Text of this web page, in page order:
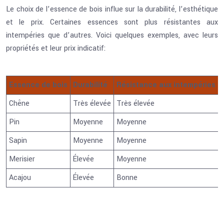
Le choix de l’essence de bois influe sur la durabilité, l’esthétique
et le prix. Certaines essences sont plus résistantes aux
intempéries que d’autres. Voici quelques exemples, avec leurs
propriétés et leur prix indicatif:
Essence de bois Durabilité Résistance aux intempéries
Chêne
Très élevée Très élevée
Pin
Moyenne Moyenne
Sapin
Moyenne Moyenne
Merisier
Élevée Moyenne
Acajou
Élevée Bonne